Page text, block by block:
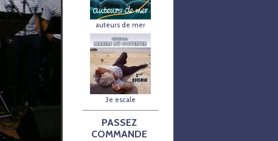
auteurs de mer
3e escale
PASSEZ
COMMANDE